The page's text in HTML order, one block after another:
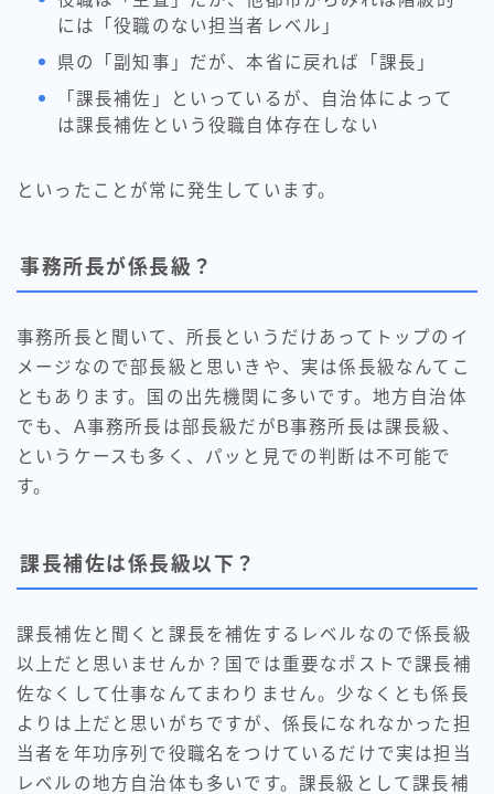
には「役職のない担当者レベル」
県の「副知事」だが、本省に戻れば「課長」
「課長補佐」といっているが、自治体によって
は課長補佐という役職自体存在しない
といったことが常に発生しています。
事務所長が係長級？
事務所長と聞いて、所長というだけあってトップのイ
メージなので部長級と思いきや、実は係長級なんてこ
ともあります。国の出先機関に多いです。地方自治体
でも、A事務所長は部長級だがB事務所長は課長級、
というケースも多く、パッと見での判断は不可能で
す。
課長補佐は係長級以下？
課長補佐と聞くと課長を補佐するレベルなので係長級
以上だと思いませんか？国では重要なポストで課長補
佐なくして仕事なんてまわりません。少なくとも係長
よりは上だと思いがちですが、係長になれなかった担
当者を年功序列で役職名をつけているだけで実は担当
レベルの地方自治体も多いです。課長級として課長補